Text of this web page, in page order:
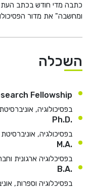
כתבה מדי חודש בכתב העת
ומחשבה" את מדור
השכלה
Fellowship
בפסיכולוגיה,
.Ph.D
בפסיכולגיה, אוניברסיטת
.M.A
בפסיכלוגיה ארגונית
.B.A
בפסיכלוגיה וספרות,